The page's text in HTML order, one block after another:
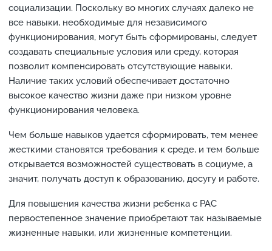
социализации. Поскольку во многих случаях далеко не
все навыки, необходимые для независимого
функционирования, могут быть сформированы, следует
создавать специальные условия или среду, которая
позволит компенсировать отсутствующие навыки.
Наличие таких условий обеспечивает достаточно
высокое качество жизни даже при низком уровне
функционирования человека.
Чем больше навыков удается сформировать, тем менее
жесткими становятся требования к среде, и тем больше
открывается возможностей существовать в социуме, а
значит, получать доступ к образованию, досугу и работе.
Для повышения качества жизни ребенка с РАС
первостепенное значение приобретают так называемые
жизненные навыки, или жизненные компетенции.